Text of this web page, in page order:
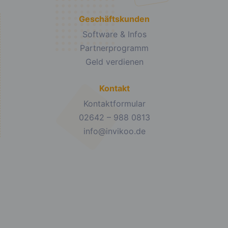
Geschäftskunden
Software & Infos
Partnerprogramm
Geld verdienen
Kontakt
Kontaktformular
02642 – 988 0813
info@invikoo.de